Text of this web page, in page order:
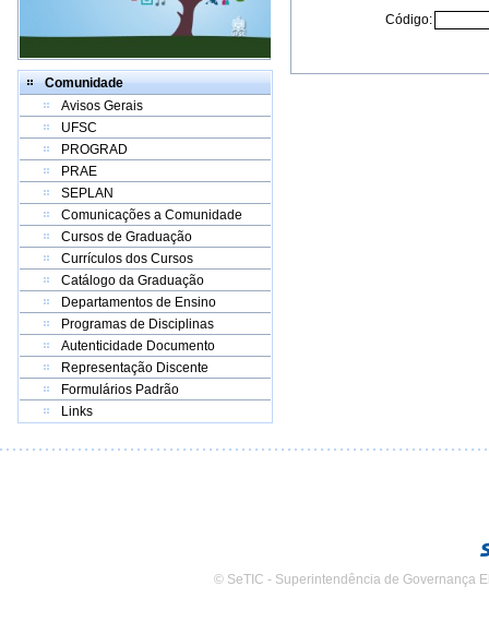
Comunidade
Avisos Gerais
UFSC
PROGRAD
PRAE
SEPLAN
Comunicações a Comunidade
Cursos de Graduação
Currículos dos Cursos
Catálogo da Graduação
Departamentos de Ensino
Programas de Disciplinas
Autenticidade Documento
Representação Discente
Formulários Padrão
Links
Código:
© SeTIC - Superintendência de Governança